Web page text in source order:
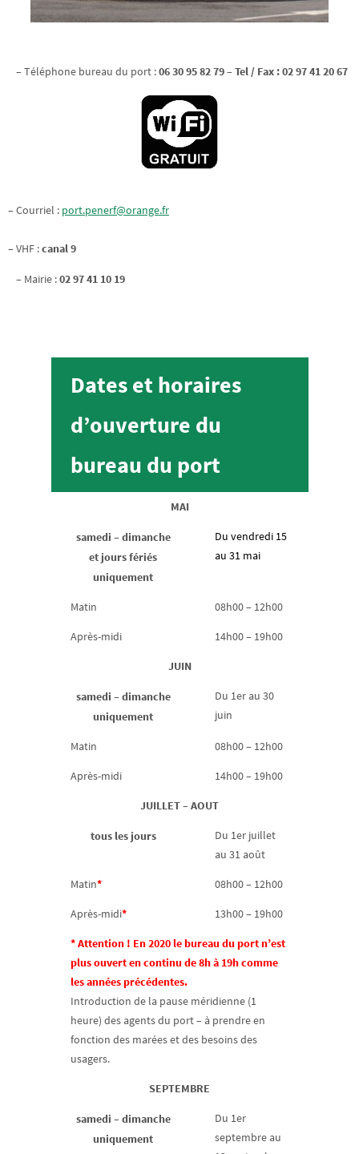
– Téléphone bureau du port :06 30 95 82 79 – Tel / Fax : 02 97 41 20 67
– Courriel : port.penerf@orange.fr
– VHF :canal 9
– Mairie :02 97 41 10 19
Dates et horaires
d’ouverture du
bureau du port
MAI
samedi – dimanche
et jours fériés
uniquement
Du vendredi 15
au 31 mai
Matin 08h00 – 12h00
Après-midi 14h00 – 19h00
JUIN
samedi – dimanche
uniquement
Du 1er au 30
juin
Matin 08h00 – 12h00
Après-midi 14h00 – 19h00
JUILLET – AOUT
tous les jours
Du 1er juillet
au 31 août
Matin* 08h00 – 12h00
Après-midi* 13h00 – 19h00
* Attention ! En 2020 le bureau du port n’est
plus ouvert en continu de 8h à 19h comme
les années précédentes.
Introduction de la pause méridienne (1
heure) des agents du port – à prendre en
fonction des marées et des besoins des
usagers.
SEPTEMBRE
samedi – dimanche
uniquement
Du 1er
septembre au